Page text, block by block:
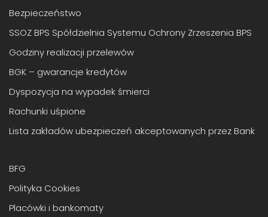
Bezpieczeństwo
SSOZ BPS Spółdzielnia Systemu Ochrony Zrzeszenia BPS
Godziny realizacji przelewów
BGK – gwarancje kredytów
Dyspozycja na wypadek śmierci
Rachunki uśpione
Lista zakładów ubezpieczeń akceptowanych przez Bank
BFG
Polityka Cookies
Placówki i bankomaty